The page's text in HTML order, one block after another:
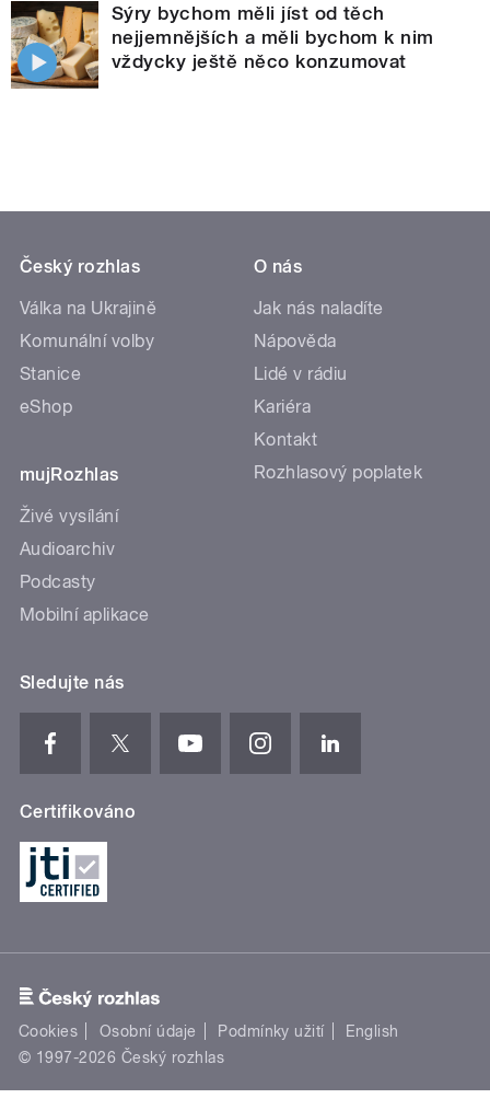
Sýry bychom měli jíst od těch
nejjemnějších a měli bychom k nim
vždycky ještě něco konzumovat
Český rozhlas
Válka na Ukrajině
Komunální volby
Stanice
eShop
mujRozhlas
Živé vysílání
Audioarchiv
Podcasty
Mobilní aplikace
O nás
Jak nás naladíte
Nápověda
Lidé v rádiu
Kariéra
Kontakt
Rozhlasový poplatek
Sledujte nás
Certifikováno
Cookies Osobní údaje Podmínky užití
English
© 1997-2026 Český rozhlas